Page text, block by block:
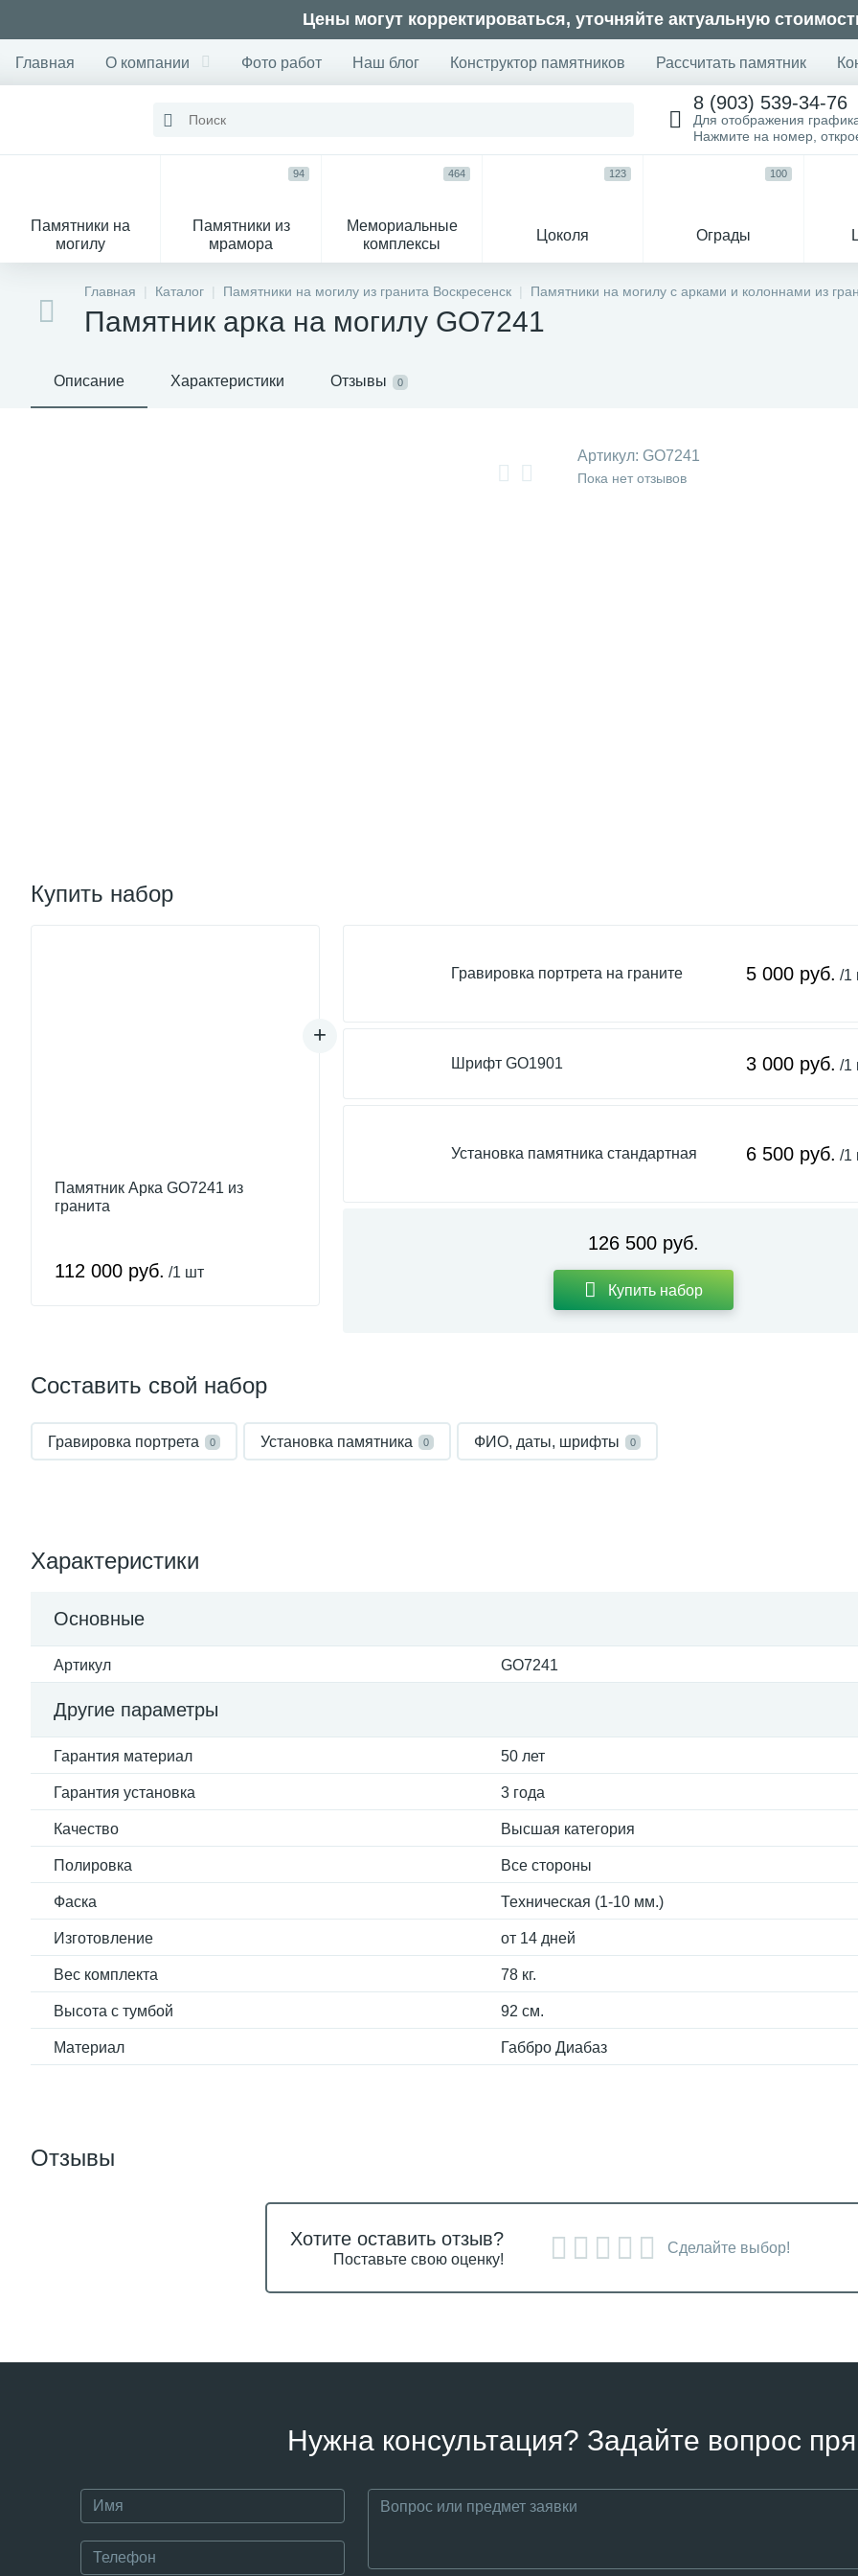
Цены могут корректироваться, уточняйте актуальную
Главная О компании Фото работ Наш блог Конструктор памятников Рассчитать памятник
8 (903) 539-34-76
Для отображения
Нажмите на номер,
Памятники на
могилу
Памятники из
мрамора
94
Мемориальные
комплексы
464
Цоколя
123
Ограды
100
Могильные кресты
Главная Каталог Памятники на могилу из гранита Воскресенск Памятники на могилу с арками и колоннами из
Памятник арка на могилу GO7241
Описание Характеристики Отзывы 0
Артикул: GO7241
Пока нет отзывов
Купить набор
Памятник Арка GO7241 из
гранита
112 000 руб. /1 шт
Гравировка портрета на граните 5 000 руб. /1
Шрифт GO1901 3 000 руб. /1
Установка памятника стандартная 6 500 руб. /1
126 500 руб.
Купить набор
Составить свой набор
Гравировка портрета 0 Установка памятника 0 ФИО, даты, шрифты 0
Характеристики
Основные
Артикул GO7241
Другие параметры
Гарантия материал 50 лет
Гарантия установка 3 года
Качество Высшая категория
Полировка Все стороны
Фаска Техническая (1-10 мм.)
Изготовление от 14 дней
Вес комплекта 78 кг.
Высота с тумбой 92 см.
Материал Габбро Диабаз
Отзывы
Хотите оставить отзыв?
Поставьте свою оценку!
Сделайте выбор!
Нужна консультация? Задайте вопрос